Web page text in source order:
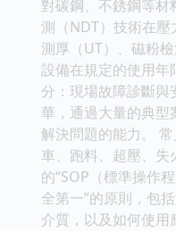
對碳鋼、不銹鋼等
測（NDT）技術在
測厚（UT）、磁粉
設備在規定的使用年
分：現場故障診斷與
華，通過大量的典型
解決問題的能力。
車、跑料、超壓、失
的“SOP（標準操作
全第一”的原則，包
介質，以及如何使